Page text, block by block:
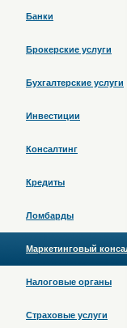
Банки
Брокерские услуги
Бухгалтерские услуги
Инвестиции
Консалтинг
Кредиты
Ломбарды
Маркетинговый
Налоговые органы
Страховые услуги